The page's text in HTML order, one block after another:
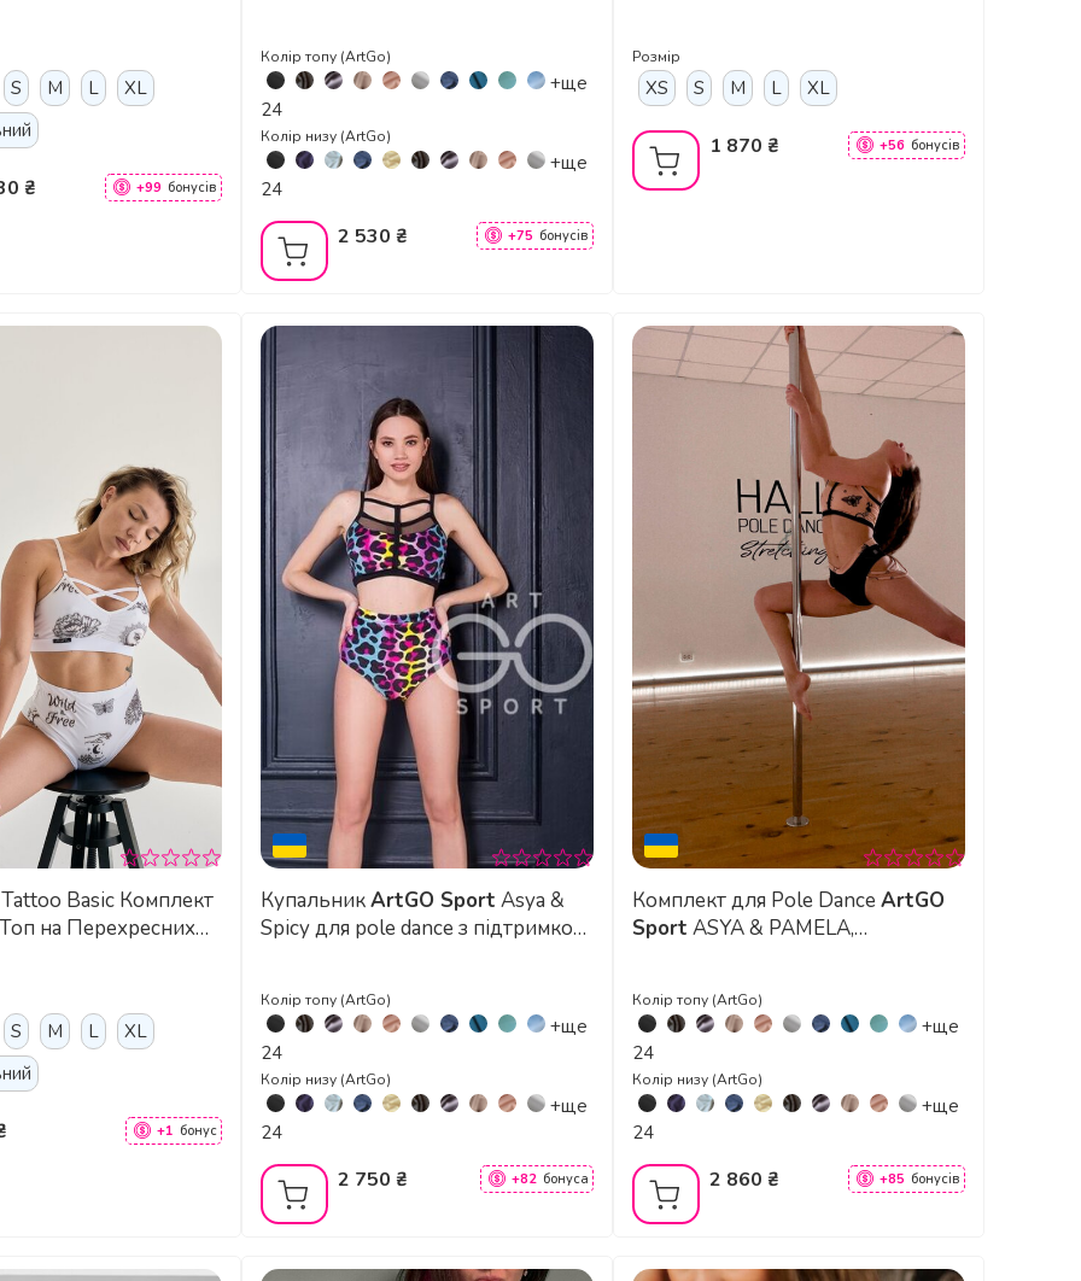
S M L
XL
₴ +99 бонусів
Колір топу (ArtGo)
+ще
24
Колір низу (ArtGo)
+ще
24
2 530 ₴ +75 бонусів
Розмір
XS S M L XL
1 870 ₴ +56 бонусів
Топ на Перехресних
S M L
XL
+1 бонус
КупальникArtGO Sport Asya &
Spicy для pole dance з підтримкою
Колір топу (ArtGo)
+ще
24
Колір низу (ArtGo)
+ще
24
2 750 ₴ +82 бонуса
Комплект для Pole DanceArtGO
Sport ASYA & PAMELA,
Колір топу (ArtGo)
+ще
24
Колір низу (ArtGo)
+ще
24
2 860 ₴ +85 бонусів